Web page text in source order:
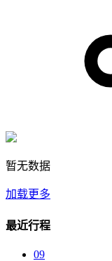
暂无数据
加载更多
最近行程
09